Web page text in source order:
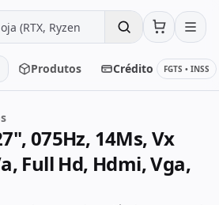
Processador
Produtos Crédito FGTS • INSS
075Hz, 14Ms, Vx
Full Hd, Hdmi, Vga,